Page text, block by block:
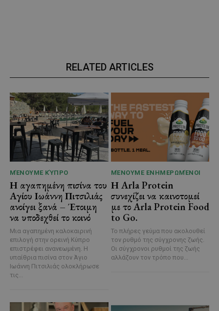
RELATED ARTICLES
ΜΈΝΟΥΜΕ ΚΎΠΡΟ
Η αγαπημένη πισίνα του
Αγίου Ιωάννη Πιτσιλιάς
ανοίγει ξανά – Έτοιμη
να υποδεχθεί το κοινό
Μια αγαπημένη καλοκαιρινή
επιλογή στην ορεινή Κύπρο
επιστρέφει ανανεωμένη. Η
υπαίθρια πισίνα στον Άγιο
Ιωάννη Πιτσιλιάς ολοκλήρωσε
τις...
ΜΈΝΟΥΜΕ ΕΝΗΜΕΡΩΜΈΝΟΙ
Η Arla Protein
συνεχίζει να καινοτομεί
με το Arla Protein Food
to Go.
Το πλήρες γεύμα που ακολουθεί
τον ρυθμό της σύγχρονης ζωής.
Οι σύγχρονοι ρυθμοί της ζωής
αλλάζουν τον τρόπο που...